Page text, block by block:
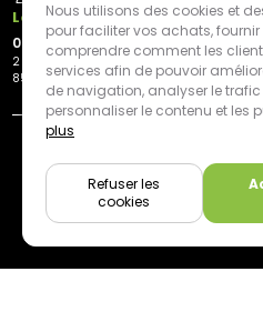
Les Herbiers
02 21 81 23 11
2 rue des Peupliers
85500 Les Herbiers
Livraison
Plan du site
Nous utilisons des cookies et
pour faciliter vos achats, fournir
comprendre comment les
services afin de pouvoir
de navigation, analyser le trafic
personnaliser le contenu et les
plus
Refuser les
cookies